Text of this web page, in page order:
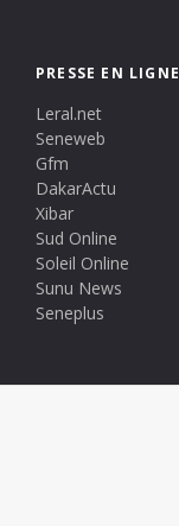
PRESSE EN LIGNE
Leral.net
Seneweb
Gfm
DakarActu
Xibar
Sud Online
Soleil Online
Sunu News
Seneplus